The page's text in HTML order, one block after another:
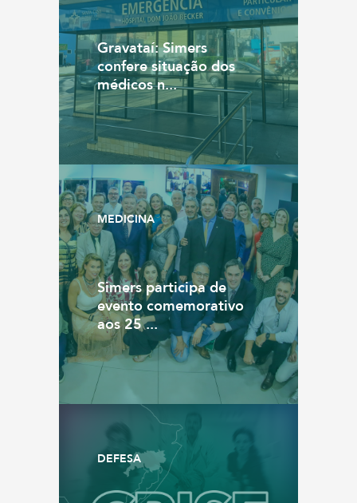
Gravataí: Simers
confere situação dos
médicos n...
MEDICINA
Simers participa de
evento comemorativo
aos 25 ...
DEFESA